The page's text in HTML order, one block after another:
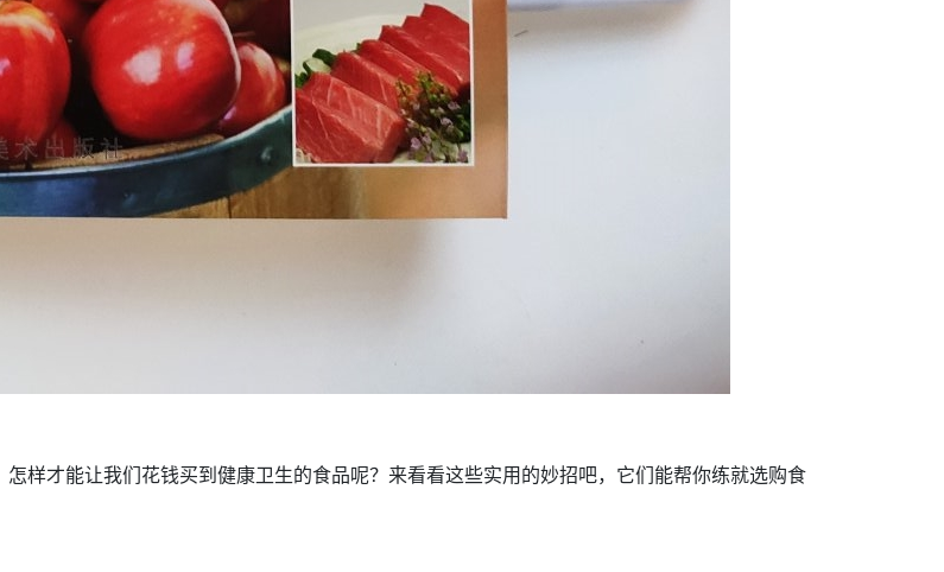
样才能让我们花钱买到健康卫生的食品呢？来看看这些实用的妙招吧，它们能帮你练就选购食